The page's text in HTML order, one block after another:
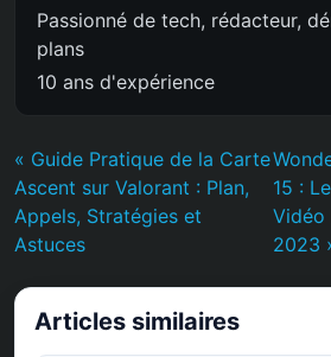
Passionné de tech, rédacteur,
plans
10 ans d'expérience
« Guide Pratique de la Carte
Ascent sur Valorant : Plan,
Appels, Stratégies et
Astuces
15 :
Vidéo
2023
Articles similaires